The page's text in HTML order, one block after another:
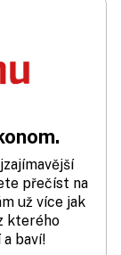
přečíst na
už více jak
kterého
baví!